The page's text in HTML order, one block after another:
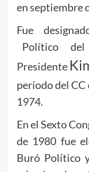
en septiembre
Fue
Político del
Presidente
período del
1974.
En el Sexto
de 1980 fue
Buró Político